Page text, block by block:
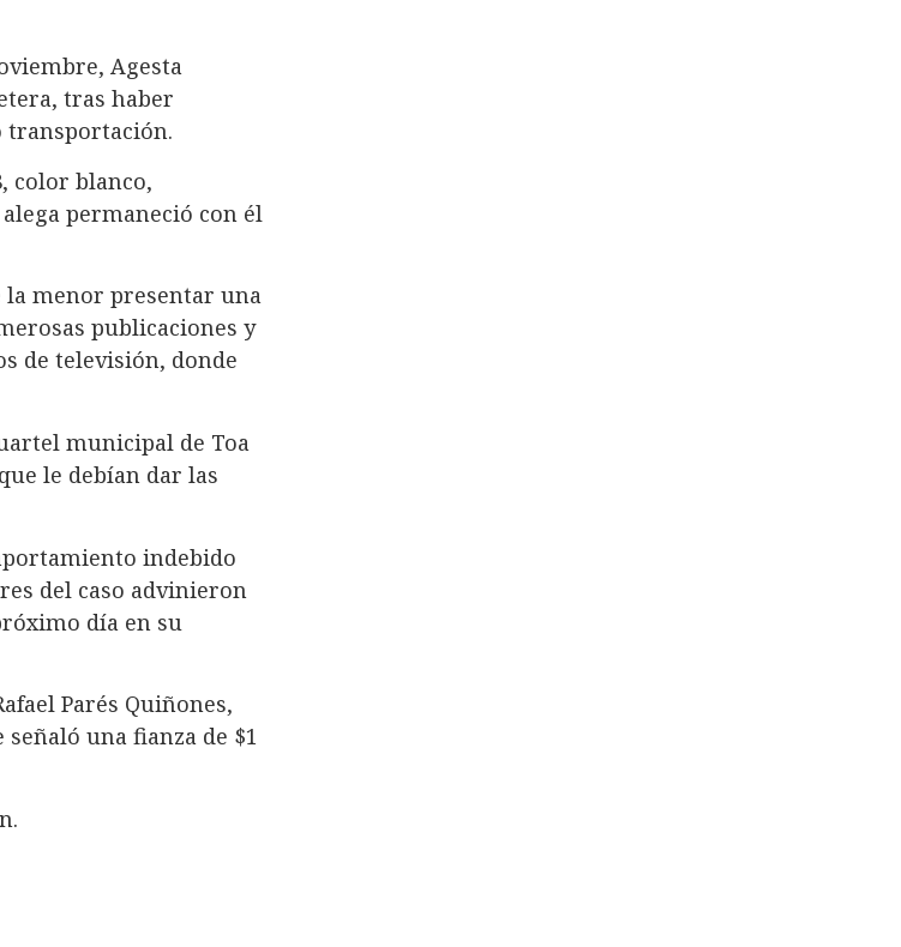
Agesta
tras haber
transportación.
color blanco,
permaneció con él
la menor presentar una
publicaciones y
de televisión, donde
municipal de Toa
le debían dar las
indebido
del caso advinieron
día en su
Parés Quiñones,
una fianza de $1